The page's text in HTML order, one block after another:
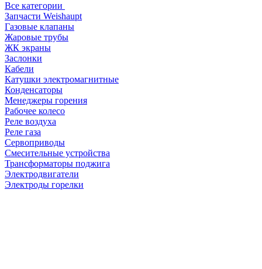
Все категории
Запчасти Weishaupt
Газовые клапаны
Жаровые трубы
ЖК экраны
Заслонки
Кабели
Катушки электромагнитные
Конденсаторы
Менеджеры горения
Рабочее колесо
Реле воздухa
Реле газа
Сервоприводы
Смесительные устройства
Трансформаторы поджига
Электродвигатели
Электроды горелки